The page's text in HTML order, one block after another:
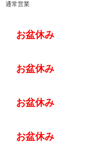
通常営業
お盆休み
お盆休み
お盆休み
お盆休み